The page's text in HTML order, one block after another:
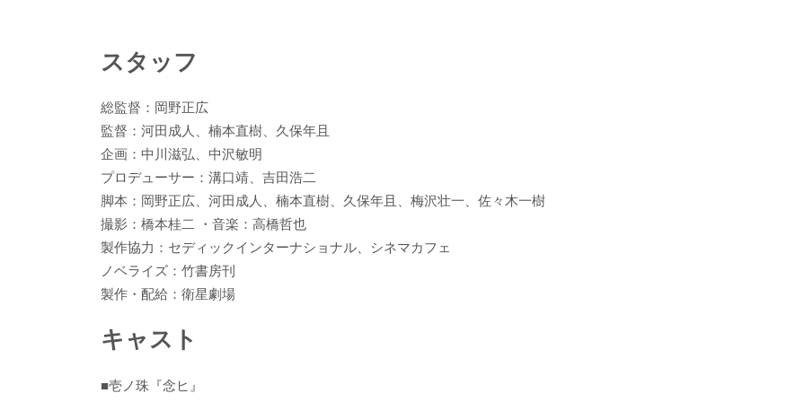
スタッフ
総監督：岡野正広
監督：河田成人、楠本直樹、久保年且
企画：中川滋弘、中沢敏明
プロデューサー：溝口靖、吉田浩二
脚本：岡野正広、河田成人、楠本直樹、久保年且、梅沢壮一、佐々木一樹
撮影：橋本桂二 ・音楽：高橋哲也
製作協力：セディックインターナショナル、シネマカフェ
ノベライズ：竹書房刊
製作・配給：衛星劇場
キャスト
■壱ノ珠『念ヒ』